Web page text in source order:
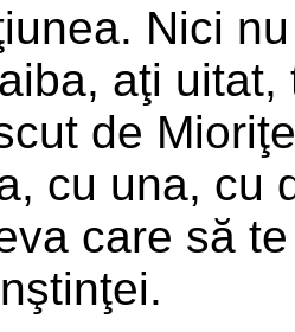
Nici
aţi
de
cu una, cu
care să